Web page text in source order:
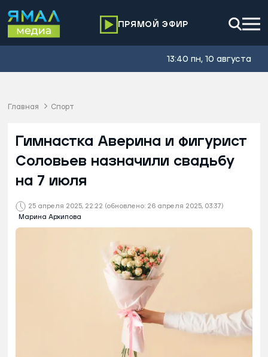
ПРЯМОЙ ЭФИР
13:40 пн, 10 августа
Главная Спорт
25 апреля 2025, 22:22 (обновлено: 26 апреля 2025, 03:37)
Марина Архипова
Гимнастка Аверина и фигурист
Соловьев назначили свадьбу
на 7 июля